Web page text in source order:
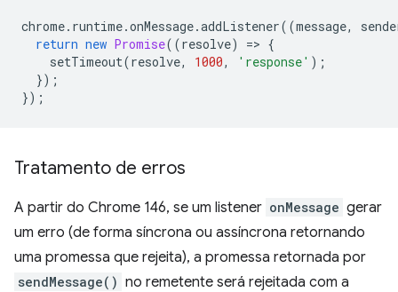
chrome. runtime.onMessage.addListener((message,
return new Promise((resolve) => {
setTimeout(resolve, 1000, 'response' );
});
});
Tratamento de erros
A partir do Chrome 146, se um listener onMessage gerar
um erro (de forma síncrona ou assíncrona retornando
uma promessa que rejeita), a promessa retornada por
sendMessage() no remetente será rejeitada com a